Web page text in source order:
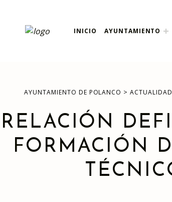
ayuntamiento
AYUNTAMIENTO DE POLANCO INICIO AYUNTAMIENTO
AYUNTAMIENTO DE POLANCO >ACTUALIDAD
RELACIÓN
FORMACIÓN